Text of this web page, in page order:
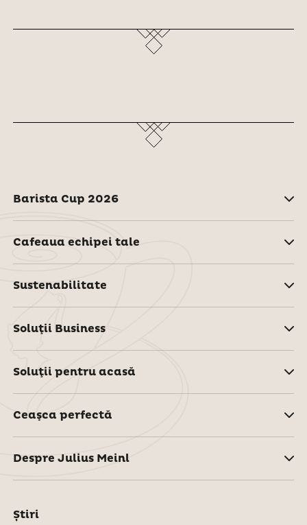
Barista Cup 2026
Cafeaua echipei tale
Sustenabilitate
Soluţii Business
Soluţii pentru acasă
Ceaşca perfectă
Despre Julius Meinl
Știri